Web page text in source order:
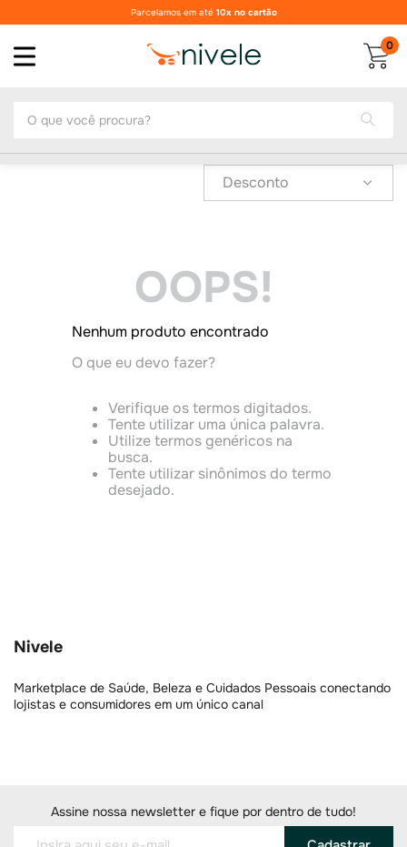
Parcelamos em até 10x no cartão
0
Desconto
OOPS!
Nenhum produto encontrado
O que eu devo fazer?
Verifique os termos digitados.
Tente utilizar uma única palavra.
Utilize termos genéricos na
busca.
Tente utilizar sinônimos do termo
desejado.
Nivele
Marketplace de Saúde, Beleza e Cuidados Pessoais conectando
lojistas e consumidores em um único canal
Assine nossa newsletter e fique por dentro de tudo!